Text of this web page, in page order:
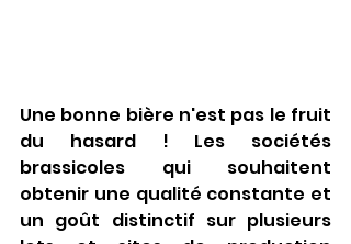
Une bonne bière n'est pas le fruit
du hasard ! Les sociétés
brassicoles qui souhaitent
obtenir une qualité constante et
un goût distinctif sur plusieurs